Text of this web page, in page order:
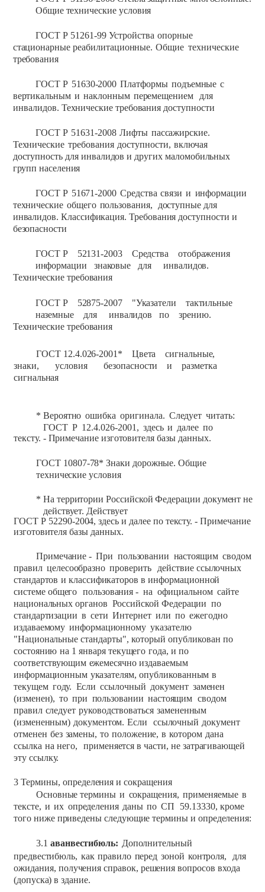
Общиетехнические условия
ГОСТ Р 51261-99 Устройства опорные
стационарные реабилитационные. Общие технические
требования
ГОСТ Р 51630-2000 Платформы подъемные с
вертикальным и наклонным перемещением
для
инвалидов. Технические требования доступности
ГОСТ Р 51631-2008 Лифты пассажирские.
Технические требования доступности, включая
доступностьдля инвалидов и других маломобильных
групп населения
ГОСТ Р 51671-2000 Средства связи и информации
технические общего пользования, доступные для
инвалидов. Классификация. Требования доступности и
безопасности
ГОСТ Р 52131-2003 Средства отображения
информации знаковые для инвалидов.
Технические требования
ГОСТ Р 52875-2007 "Указатели тактильные
наземные для инвалидов по зрению.
Технические требования
ГОСТ 12.4.026-2001* Цвета сигнальные,
знаки, условия безопасностииразметка
сигнальная
* Вероятно ошибка оригинала. Следует читать:
ГОСТ Р 12.4.026-2001, здесь и далее по
тексту. -Примечание изготовителя базы данных.
ГОСТ 10807-78* Знаки дорожные. Общие
технические условия
* На территории Российской Федерации документ не
действует. Действует
ГОСТ Р 52290-2004, здесь и далее по тексту. - Примечание
изготовителя базы данных.
Примечание- При пользовании настоящим сводом
правил целесообразно проверить действие ссылочных
стандартов и классификаторов в информационной
системе общего пользования - на официальном сайте
национальных органов Российской Федерации по
стандартизации в сети Интернет или по ежегодно
издаваемому информационному указателю
"Национальные стандарты", который опубликован по
состоянию на 1 января текущего года, и по
соответствующим ежемесячно издаваемым
информационным указателям, опубликованным в
текущем году. Если ссылочный документ заменен
(изменен), то при пользовании настоящим сводом
правил следует руководствоваться замененным
(измененным) документом. Если ссылочный документ
отменен без замены, то положение, в котором дана
ссылка на него, применяется вчасти, незатрагивающей
эту ссылку.
3 Термины, определения исокращения
Основные термины и сокращения, применяемые в
тексте, и их определения даны по СП 59.13330, кроме
того ниже приведены следующие терминыи определения:
3.1 аванвестибюль: Дополнительный
предвестибюль, как правило перед зоной контроля,
для
ожидания, получения справок, решения вопросов входа
(допуска) вздание.